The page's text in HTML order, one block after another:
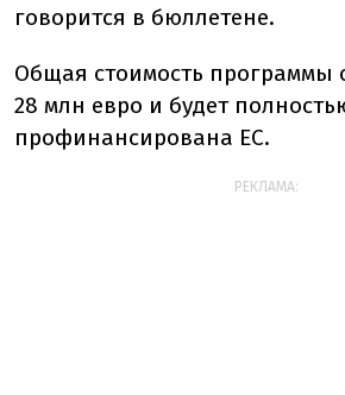
говорится в бюллетене.
Общая стоимость программы
28 млн евро и будет
профинансирована ЕС.
РЕКЛАМА: